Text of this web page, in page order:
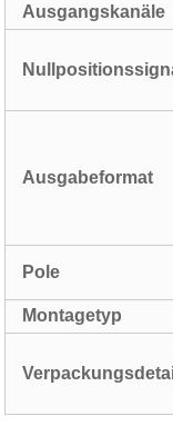
Ausgangskanäle
Ausgabeformat
Pole
Montagetyp